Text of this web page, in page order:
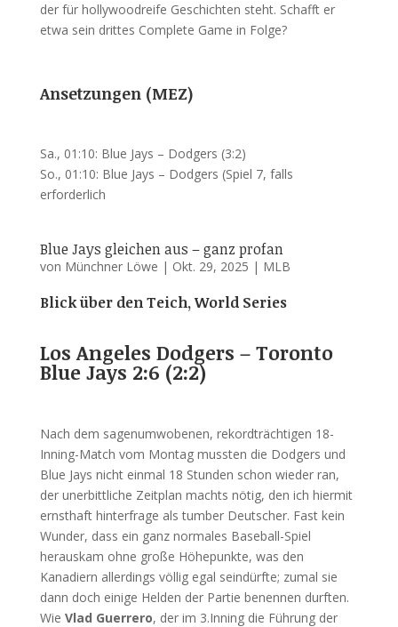
der für hollywoodreife Geschichten steht. Schafft er
etwa sein drittes Complete Game in Folge?
Ansetzungen (MEZ)
Sa., 01:10: Blue Jays – Dodgers (3:2)
So., 01:10: Blue Jays – Dodgers (Spiel 7, falls
erforderlich
Blue Jays gleichen aus – ganz profan
von Münchner Löwe | Okt. 29, 2025 | MLB
Blick über den Teich, World Series
Los Angeles Dodgers – Toronto
Blue Jays 2:6 (2:2)
Nach dem sagenumwobenen, rekordträchtigen 18-
Inning-Match vom Montag mussten die Dodgers und
Blue Jays nicht einmal 18 Stunden schon wieder ran,
der unerbittliche Zeitplan machts nötig, den ich hiermit
ernsthaft hinterfrage als tumber Deutscher. Fast kein
Wunder, dass ein ganz normales Baseball-Spiel
herauskam ohne große Höhepunkte, was den
Kanadiern allerdings völlig egal seindürfte; zumal sie
dann doch einige Helden der Partie benennen durften.
Wie Vlad Guerrero, der im 3.Inning die Führung der